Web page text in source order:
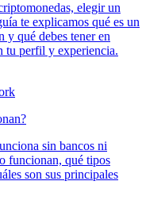
elegir un
te explicamos qué es un
y qué debes tener en
tu perfil y experiencia.
sin bancos ni
funcionan, qué tipos
son sus principales